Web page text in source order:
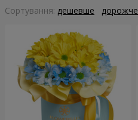
Сортування: дешевше дорожче